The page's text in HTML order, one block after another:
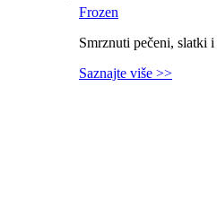
Frozen
Smrznuti pečeni, slatki
Saznajte više >>